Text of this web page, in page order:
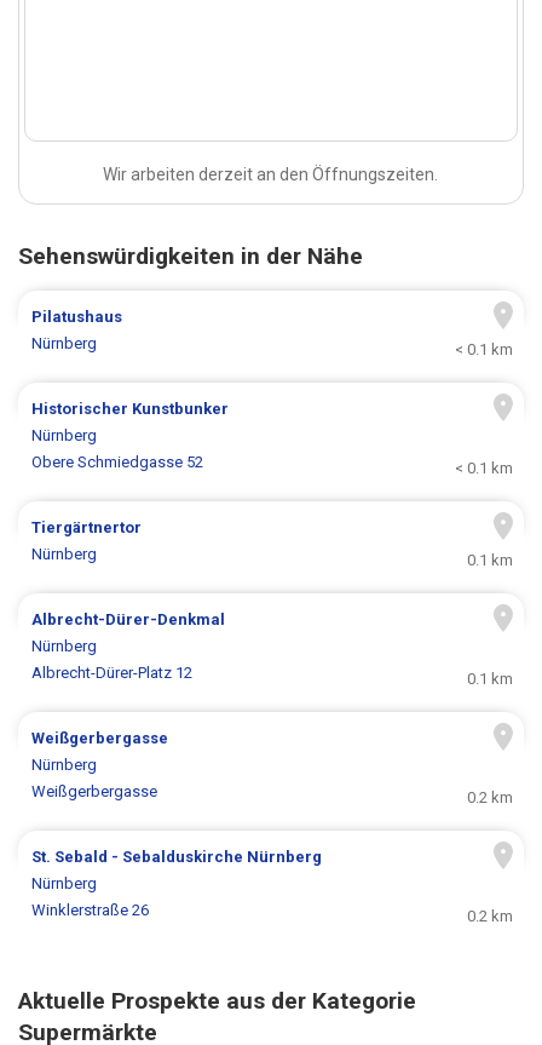
Wir arbeiten derzeit an den Öffnungszeiten.
Sehenswürdigkeiten in der Nähe
Pilatushaus
Nürnberg
< 0.1 km
Historischer Kunstbunker
Nürnberg
Obere Schmiedgasse 52
< 0.1 km
Tiergärtnertor
Nürnberg
0.1 km
Albrecht-Dürer-Denkmal
Nürnberg
Albrecht-Dürer-Platz 12
0.1 km
Weißgerbergasse
Nürnberg
Weißgerbergasse
0.2 km
St. Sebald - Sebalduskirche Nürnberg
Nürnberg
Winklerstraße 26
0.2 km
Aktuelle Prospekte aus der Kategorie
Supermärkte